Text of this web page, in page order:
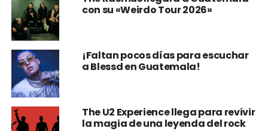
con su «Weirdo Tour 2026»
¡Faltan pocos días para escuchar
a Blessd en Guatemala!
The U2 Experience llega para revivir
la magia de una leyenda del rock